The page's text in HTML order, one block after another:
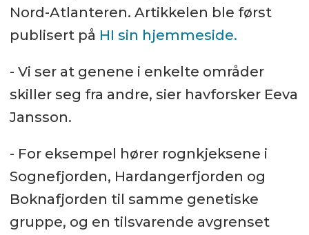
Nord-Atlanteren. Artikkelen ble først
publisert på HI sin hjemmeside.
- Vi ser at genene i enkelte områder
skiller seg fra andre, sier havforsker Eeva
Jansson.
- For eksempel hører rognkjeksene i
Sognefjorden, Hardangerfjorden og
Boknafjorden til samme genetiske
gruppe, og en tilsvarende avgrenset